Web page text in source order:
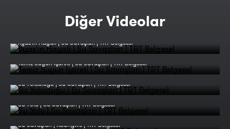
Diğer Videolar
İlyas'ın Hayali | Su Savaşları | TRT Belgesel
Temiz Suyun İşareti | Su Savaşları | TRT Belgesel
Su Yolculuğu | Su Savaşları | TRT Belgesel
Su Yolu | Su Savaşları | TRT Belgesel
Su Savaşları | Kbungwe | TRT Belgesel